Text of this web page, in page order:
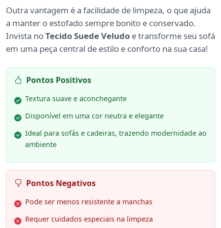
Outra vantagem é a facilidade de limpeza, o que ajuda
a manter o estofado sempre bonito e conservado.
Invista noTecido Suede Veludo e transforme seu sofá
em uma peça central de estilo e conforto na sua casa!
Pontos Positivos
Textura suave e aconchegante
Disponível em uma cor neutra e elegante
Ideal para sofás e cadeiras, trazendo modernidade ao
ambiente
Pontos Negativos
Pode ser menos resistente a manchas
Requer cuidados especiais na limpeza